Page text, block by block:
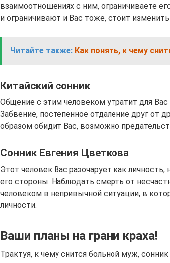
взаимоотношениях с ним, ограничиваете
и ограничивают и Вас тоже, стоит
Читайте также: Как понять, к чему
Китайский сонник
Общение с этим человеком утратит для
Забвение, постепенное отдаление друг от
образом обидит Вас, возможно
Сонник Евгения Цветкова
Этот человек Вас разочарует как
его стороны. Наблюдать смерть от
человеком в непривычной ситуации, в
личности.
Ваши планы на грани краха!
Трактуя, к чему снится больной муж,